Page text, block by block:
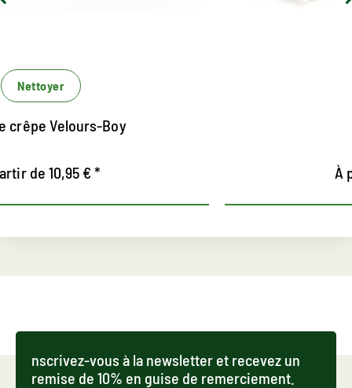
nscrivez-vous à la newsletter et recevez un
remise de 10% en guise de remerciement.